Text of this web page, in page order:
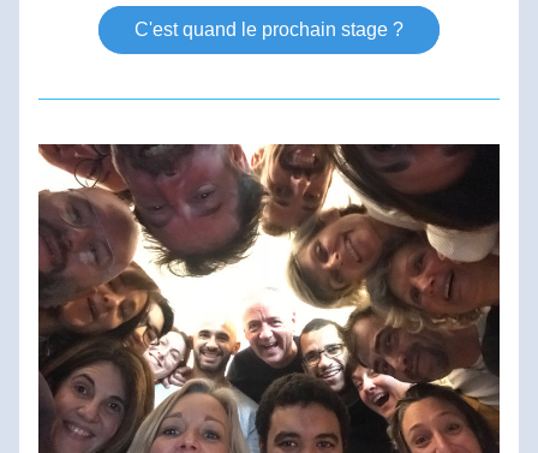
C'est quand le prochain stage ?